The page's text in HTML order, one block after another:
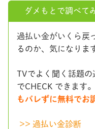
ダメもとで調べて
過払い金がいくら戻
るのか、気になりま
TVでよく聞く話題
でCHECK できます
もバレずに無料でお
>> 過払い金診断